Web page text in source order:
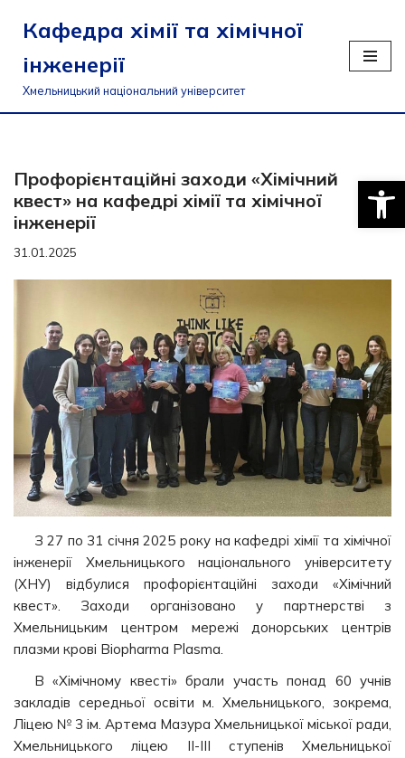
Перейти
до
вмісту
Кафедра хімії та хімічної
інженерії
Хмельницький національний університет
Профорієнтаційні заходи «Хімічний
квест» на кафедрі хімії та хімічної
інженерії
31.01.2025
З 27 по 31 січня 2025 року на кафедрі хімії та хімічної
інженерії Хмельницького національного університету
(ХНУ) відбулися профорієнтаційні заходи «Хімічний
квест». Заходи організовано у партнерстві з
Хмельницьким центром мережі донорських центрів
плазми крові Biopharma Plasma.
В «Хімічному квесті» брали участь понад 60 учнів
закладів середньої освіти м. Хмельницького, зокрема,
Ліцею № 3 ім. Артема Мазура Хмельницької міської ради,
Хмельницького ліцею II-III ступенів Хмельницької